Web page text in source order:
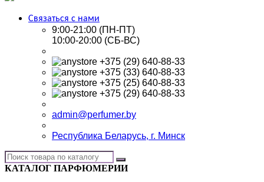
Связаться с нами
9:00-21:00 (ПН-ПТ)
10:00-20:00 (СБ-ВС)
+375 (29) 640-88-33
+375 (33) 640-88-33
+375 (25) 640-88-33
+375 (29) 640-88-33
admin@perfumer.by
Республика Беларусь, г. Минск
КАТАЛОГ ПАРФЮМЕРИИ